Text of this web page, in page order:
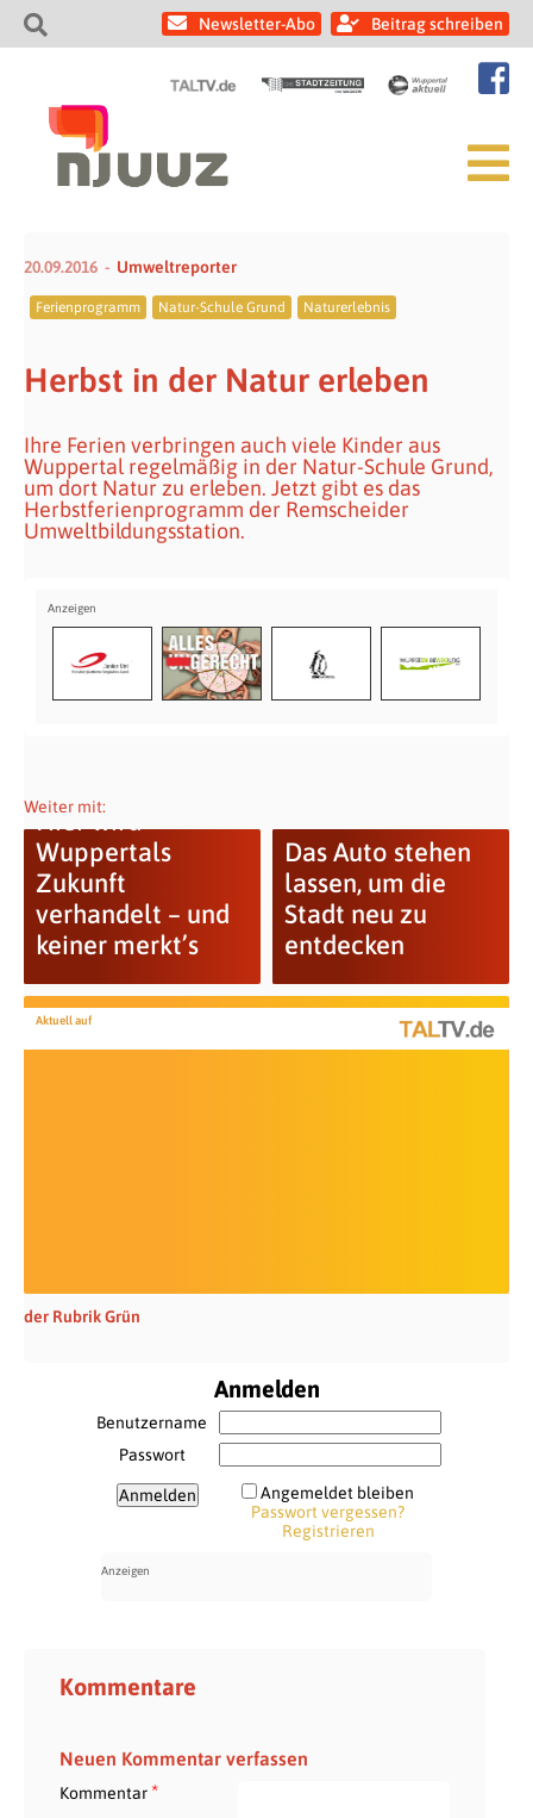
Newsletter-Abo Beitrag schreiben
20.09.2016 Umweltreporter
Ferienprogramm Natur-Schule Grund Naturerlebnis
Herbst in der Natur erleben
Ihre Ferien verbringen auch viele Kinder aus
Wuppertal regelmäßig in der Natur-Schule Grund,
um dort Natur zu erleben. Jetzt gibt es das
Herbstferienprogramm der Remscheider
Umweltbildungsstation.
Weiter mit:
Hier wird
Wuppertals
Zukunft
verhandelt – und
keiner merkt’s
Das Auto stehen
lassen, um die
Stadt neu zu
entdecken
Aktuell auf
der Rubrik Grün
Anmelden
Benutzername
Passwort
Angemeldet bleiben
Passwort vergessen?
Registrieren
Kommentare
Neuen Kommentar verfassen
Kommentar*